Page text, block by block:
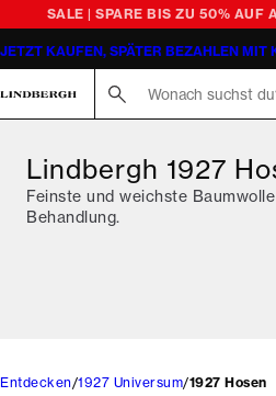
SALE | SPARE BIS ZU 50% AUF
JETZT KAUFEN, SPÄTER BEZAHLEN MIT
Lindbergh 1927
Feinste und weichste
Behandlung.
Entdecken 1927 Universum 1927 Hosen